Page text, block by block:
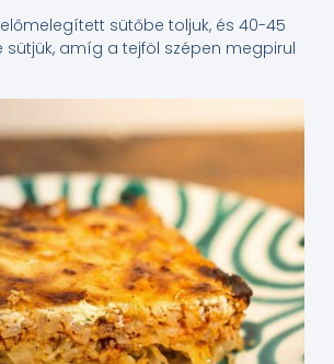
sütőbe toljuk, és 40-45
sütjük, amíg a tejföl szépen megpirul